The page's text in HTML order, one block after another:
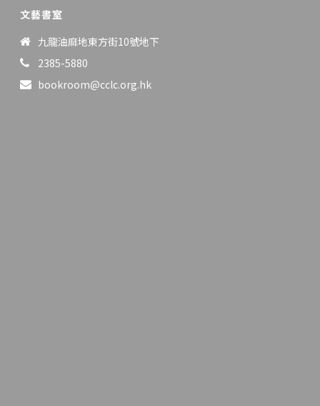
文藝書室
九龍油麻地東方街10號地下
2385-5880
bookroom@cclc.org.hk